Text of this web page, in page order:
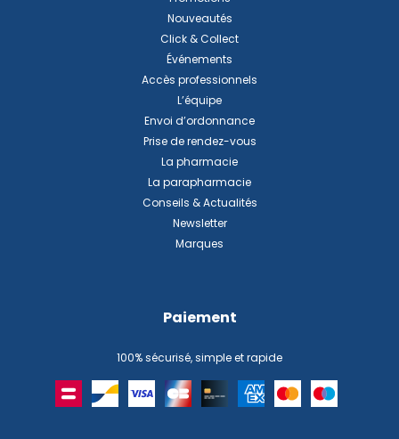
Nouveautés
Click & Collect
Événements
Accès professionnels
L’équipe
Envoi d’ordonnance
Prise de rendez-vous
La pharmacie
La parapharmacie
Conseils & Actualités
Newsletter
Marques
Paiement
100% sécurisé, simple et rapide